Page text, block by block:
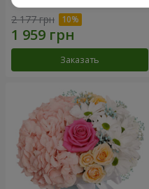
2 177 грн
Заказать